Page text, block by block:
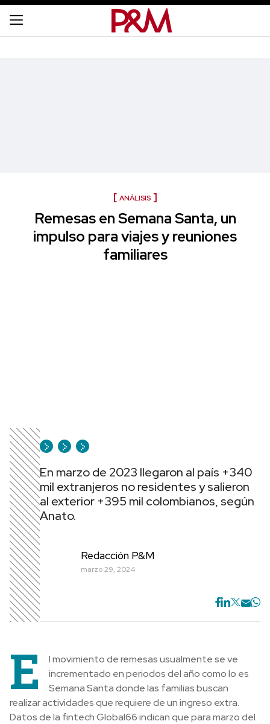
ANÁLISIS
Remesas en Semana Santa, un
impulso para viajes y reuniones
familiares
En marzo de 2023 llegaron al país +340
mil extranjeros no residentes y salieron
al exterior +395 mil colombianos, según
Anato.
Redacción P&M
marzo 29, 2024
E
l movimiento de remesas usualmente se ve
incrementado en periodos del año como lo es
Semana Santa donde las familias buscan
realizar actividades que requiere de un ingreso extra.
Datos de la fintech Global66 indican que para marzo del